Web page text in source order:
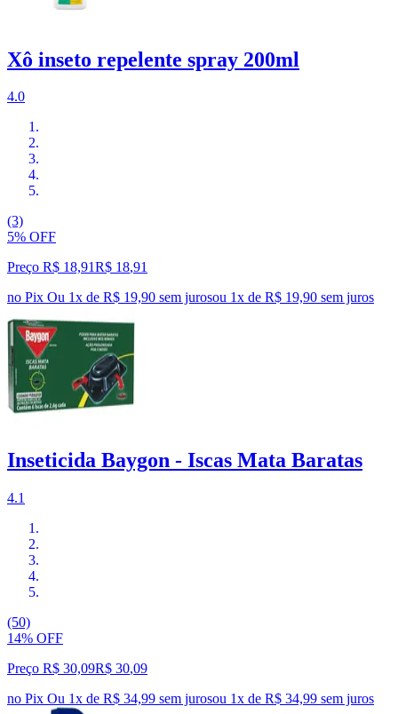
Xô inseto repelente spray 200ml
4.0
(3)
5% OFF
Preço R$ 18,91R$ 18,91
no Pix Ou 1x de R$ 19,90 sem jurosou 1x de R$ 19,90 sem juros
Inseticida Baygon - Iscas Mata Baratas
4.1
(50)
14% OFF
Preço R$ 30,09R$ 30,09
no Pix Ou 1x de R$ 34,99 sem jurosou 1x de R$ 34,99 sem juros